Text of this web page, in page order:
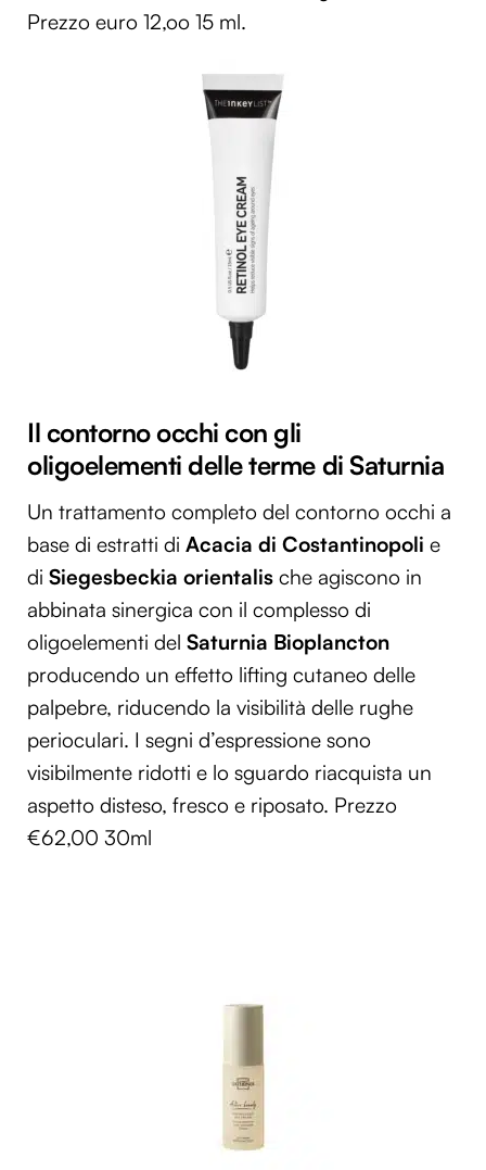
Prezzo euro 12,oo 15 ml.
Il contorno occhi con gli
oligoelementi delle terme di Saturnia
Un trattamento completo del contorno occhi a
base di estratti di Acacia di Costantinopoli e
di Siegesbeckia orientalis che agiscono in
abbinata sinergica con il complesso di
oligoelementi del Saturnia Bioplancton
producendo un effetto lifting cutaneo delle
palpebre, riducendo la visibilità delle rughe
perioculari. I segni d’espressione sono
visibilmente ridotti e lo sguardo riacquista un
aspetto disteso, fresco e riposato. Prezzo
€62,00 30ml